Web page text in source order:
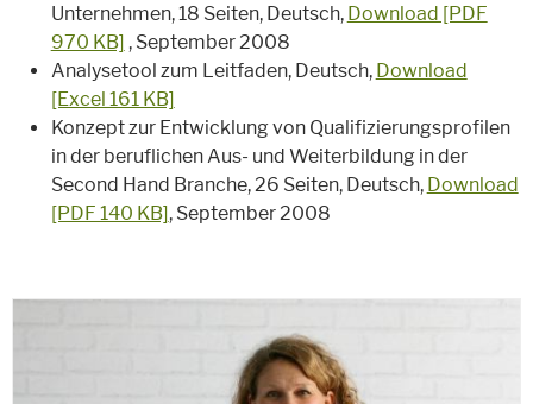
Unternehmen, 18 Seiten, Deutsch, Download [PDF
970 KB] , September 2008
Analysetool zum Leitfaden, Deutsch, Download
[Excel 161 KB]
Konzept zur Entwicklung von Qualifizierungsprofilen
in der beruflichen Aus- und Weiterbildung in der
Second Hand Branche, 26 Seiten, Deutsch, Download
[PDF 140 KB], September 2008